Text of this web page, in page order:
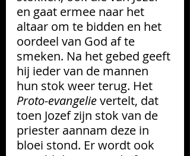
en gaat ermee naar het
altaar om te bidden en het
oordeel van God af te
smeken. Na het gebed geeft
hij iedervan de mannen
hun stok weer terug. Het
Proto-evangelie vertelt, dat
toen Jozef zijn stok van de
priester aannam deze in
bloei stond. Er wordt ook